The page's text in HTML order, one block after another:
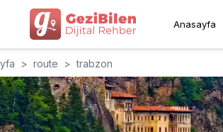
Anasayfa
> route > trabzon